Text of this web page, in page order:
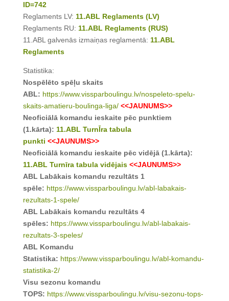
ID=742
Reglaments LV: 11.ABL Reglaments (LV)
Reglaments RU: 11.ABL Reglaments (RUS)
11.ABL galvenās izmaiņas reglamentā: 11.ABL
Reglaments
Statistika:
Nospēlēto spēļu skaits
ABL: https://www.vissparboulingu.lv/nospeleto-spelu-
skaits-amatieru-boulinga-liga/ <<JAUNUMS>>
Neoficiālā komandu ieskaite pēc punktiem
(1.kārta): 11.ABL TurnĪra tabula
punkti <<JAUNUMS>>
Neoficiālā komandu ieskaite pēc vidējā (1.kārta):
11.ABL Turnīra tabula vidējais <<JAUNUMS>>
ABL Labākais komandu rezultāts 1
spēle: https://www.vissparboulingu.lv/abl-labakais-
rezultats-1-spele/
ABL Labākais komandu rezultāts 4
spēles: https://www.vissparboulingu.lv/abl-labakais-
rezultats-3-speles/
ABL Komandu
Statistika: https://www.vissparboulingu.lv/abl-komandu-
statistika-2/
Visu sezonu komandu
TOPS: https://www.vissparboulingu.lv/visu-sezonu-tops-